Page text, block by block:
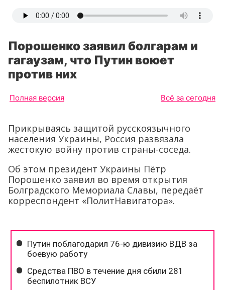
Порошенко заявил болгарам и
гагаузам, что Путин воюет
против них
Полная версия Всё за сегодня
Прикрываясь защитой русскоязычного
населения Украины, Россия развязала
жестокую войну против страны-соседа.
Об этом президент Украины Пётр
Порошенко заявил во время открытия
Болградского Мемориала Славы, передаёт
корреспондент «ПолитНавигатора».